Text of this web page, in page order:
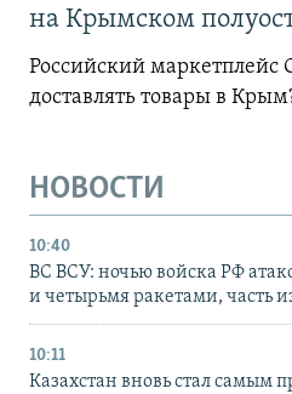
на Крымском
Российский маркетплейс
доставлять товары в
НОВОСТИ
10:40
ВС ВСУ: ночью войска РФ
и четырьмя ракетами, часть
10:11
Казахстан вновь стал самым